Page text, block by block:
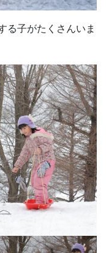
る子がたくさんいま